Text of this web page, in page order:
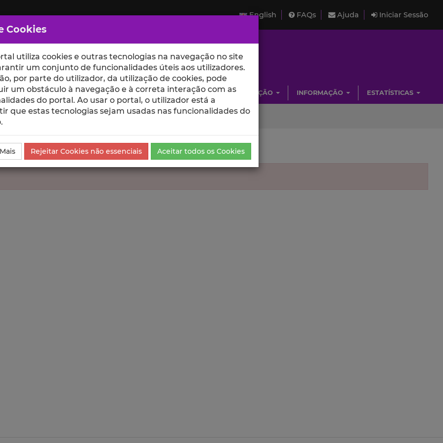
English FAQs Ajuda Iniciar Sessão
ESCOLAS UNIDADES INVESTIGAÇÃO INFORMAÇÃO ESTATÍSTICAS
Cookies
utiliza cookies e outras tecnologias na navegação no site
um conjunto de funcionalidades úteis aos utilizadores.
por parte do utilizador, da utilização de cookies, pode
um obstáculo à navegação e à correta interação com as
do portal. Ao usar o portal, o utilizador está a
que estas tecnologias sejam usadas nas funcionalidades do
Rejeitar Cookies não essenciais Aceitar todos os Cookies